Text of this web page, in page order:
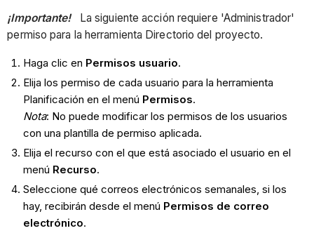
¡Importante!La siguiente acción requiere 'Administrador'
permiso para la herramienta Directorio del proyecto.
Haga clic en Permisos usuario.
Elija los permiso de cada usuario para la herramienta
Planificación en el menú Permisos.
Nota: No puede modificar los permisos de los usuarios
con una plantilla de permiso aplicada.
Elija el recurso con el que está asociado el usuario en el
menú Recurso.
Seleccione qué correos electrónicos semanales, si los
hay, recibirán desde el menú Permisos de correo
electrónico.